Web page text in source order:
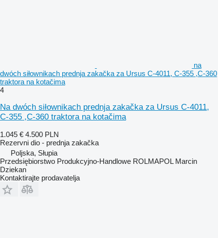
na
dwóch siłownikach prednja zakačka za Ursus C-4011, C-355 ,C-360
traktora na kotačima
4
Na dwóch siłownikach prednja zakačka za Ursus C-4011,
C-355 ,C-360 traktora na kotačima
1.045 € 4.500 PLN
Rezervni dio - prednja zakačka
Poljska, Słupia
Przedsiębiorstwo Produkcyjno-Handlowe ROLMAPOL Marcin
Dziekan
Kontaktirajte prodavatelja